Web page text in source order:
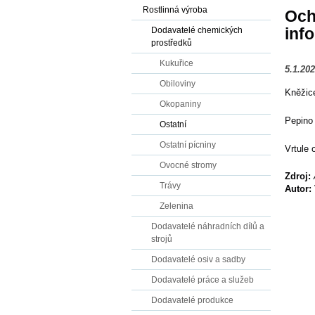
Vrtule
Zdroj:
Autor:
Rostlinná výroba
Dodavatelé chemických
prostředků
Kukuřice
Obiloviny
Okopaniny
Ostatní
Ostatní pícniny
Ovocné stromy
Trávy
Zelenina
Dodavatelé náhradních dílů a
strojů
Dodavatelé osiv a sadby
Dodavatelé práce a služeb
Dodavatelé produkce